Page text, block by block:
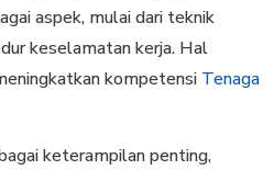
aspek, mulai dari teknik
keselamatan kerja. Hal
kompetensi Tenaga
keterampilan penting,